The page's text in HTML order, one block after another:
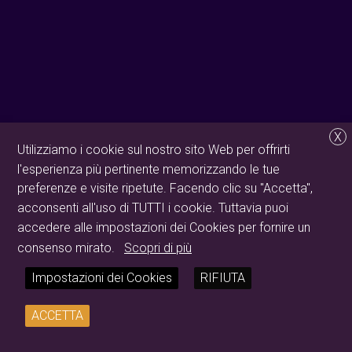
X
Utilizziamo i cookie sul nostro sito Web per offrirti
l'esperienza più pertinente memorizzando le tue
preferenze e visite ripetute. Facendo clic su "Accetta",
acconsenti all'uso di TUTTI i cookie. Tuttavia puoi
accedere alle impostazioni dei Cookies per fornire un
consenso mirato.
Scopri di più
Impostazioni dei Cookies
RIFIUTA
ACCETTA